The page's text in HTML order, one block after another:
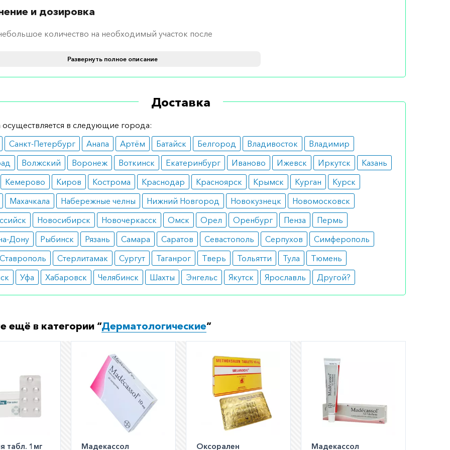
и дозировка
количество на необходимый участок после
терапия бессмысленна);
веснушек и небольших пигментных пятен.
во время инсоляции;
на здоровые участки кожи.
реакции
ответ;
синдром.
заказ?
заказать препарат с доставкой в аптеку-партнёра в вашем
этого Вы можете оформить бронирование на сайте или
по телефону8 800 301 52 86(бесплатно с любого телефона по РФ)
Развернуть полное описание
Доставка
осуществляется в следующие города:
Санкт-Петербург Анапа Артём Батайск Белгород Владивосток
Владимир
Волжский Воронеж Воткинск Екатеринбург Иваново Ижевск Иркутск
Казань
Кемерово Киров Кострома Краснодар Красноярск Крымск Курган
Курск
Махачкала Набережные челны Нижний Новгород Новокузнецк
Новомосковск
Новосибирск Новочеркасск Омск Орел Оренбург Пенза
Пермь
Дону
Рыбинск Рязань Самара Саратов Севастополь Серпухов
Симферополь
Ставрополь Стерлитамак Сургут Таганрог Тверь Тольятти Тула
Тюмень
Уфа Хабаровск Челябинск Шахты Энгельс Якутск Ярославль Другой?
ещё в категории “Дерматологические”
табл. 1мг Мадекассол Оксорален Мадекассол